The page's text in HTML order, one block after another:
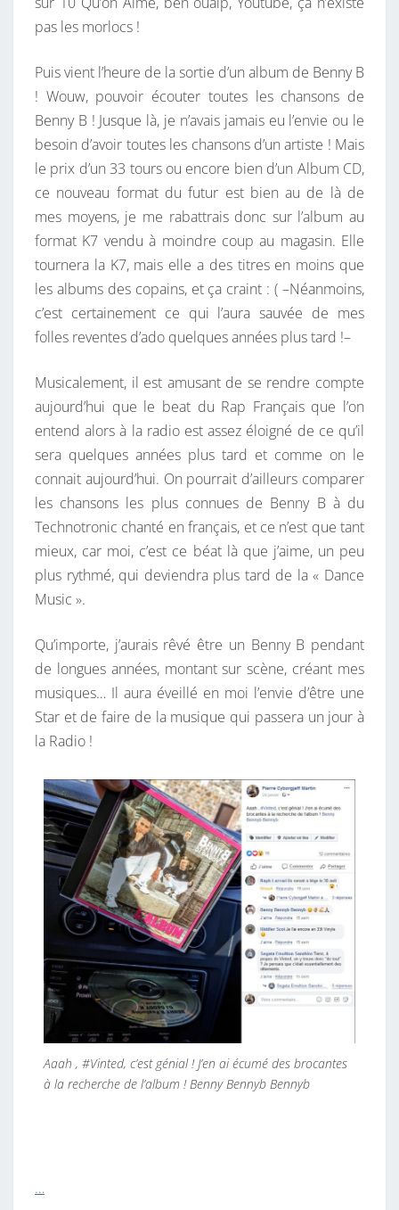
pas les morlocs !
Puis vient l’heure de la sortie d’un album de Benny B
! Wouw, pouvoir écouter toutes les chansons de
Benny B ! Jusque là, je n’avais jamais eu l’envie ou le
besoin d’avoir toutes les chansons d’un artiste ! Mais
le prix d’un 33 tours ou encore bien d’un Album CD,
ce nouveau format du futur est bien au de là de
mes moyens, je me rabattrais donc sur l’album au
format K7 vendu à moindre coup au magasin. Elle
tournera la K7, mais elle a des titres en moins que
les albums des copains, et ça craint : ( –Néanmoins,
c’est certainement ce qui l’aura sauvée de mes
folles reventes d’ado quelques années plus tard !–
Musicalement, il est amusant de se rendre compte
aujourd’hui que le beat du Rap Français que l’on
entend alors à la radio est assez éloigné de ce qu’il
sera quelques années plus tard et comme on le
connait aujourd’hui. On pourrait d’ailleurs comparer
les chansons les plus connues de Benny B à du
Technotronic chanté en français, et ce n’est que tant
mieux, car moi, c’est ce béat là que j’aime, un peu
plus rythmé, qui deviendra plus tard de la « Dance
Music ».
Qu’importe, j’aurais rêvé être un Benny B pendant
de longues années, montant sur scène, créant mes
musiques… Il aura éveillé en moi l’envie d’être une
Star et de faire de la musique qui passera un jour à
la Radio !
Aaah , #Vinted, c’est génial ! J’en ai écumé des brocantes
à la recherche de l’album ! Benny Bennyb Bennyb
…